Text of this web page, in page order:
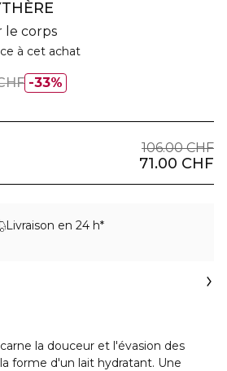
le corps
à cet achat
33%
106.00 CHF
71.00 CHF
Livraison en 24 h*
la douceur et l'évasion des
forme d'un lait hydratant. Une